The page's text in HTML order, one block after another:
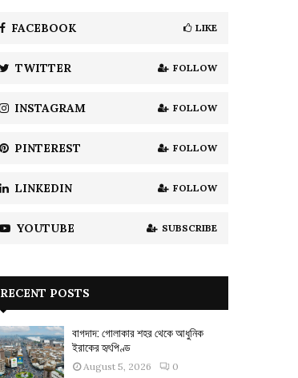
C
H
FACEBOOK LIKE
TWITTER FOLLOW
INSTAGRAM FOLLOW
PINTEREST FOLLOW
LINKEDIN FOLLOW
YOUTUBE SUBSCRIBE
RECENT POSTS
বাগদাদ: গোলাকার শহর থেকে আধুনিক
ইরাকের হৃৎপিণ্ড
August 5, 2026 0